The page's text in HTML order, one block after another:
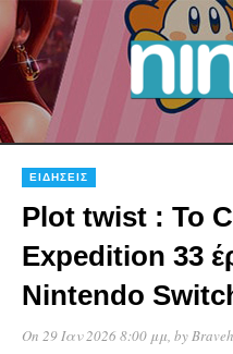
ΕΙΔΉΣΕΙΣ
Plot twist : Το
Expedition 33
Nintendo
On 29 Ιαν 2026 8:00 μμ , by